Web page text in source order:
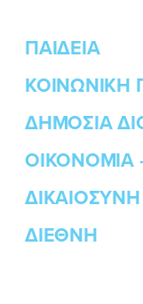
ΠΑΙΔΕΙΑ
ΚΟΙΝΩΝΙΚΗ
ΔΗΜΟΣΙΑ
ΟΙΚΟΝΟΜΙΑ
ΔΙΚΑΙΟΣΥΝΗ
ΔΙΕΘΝΗ